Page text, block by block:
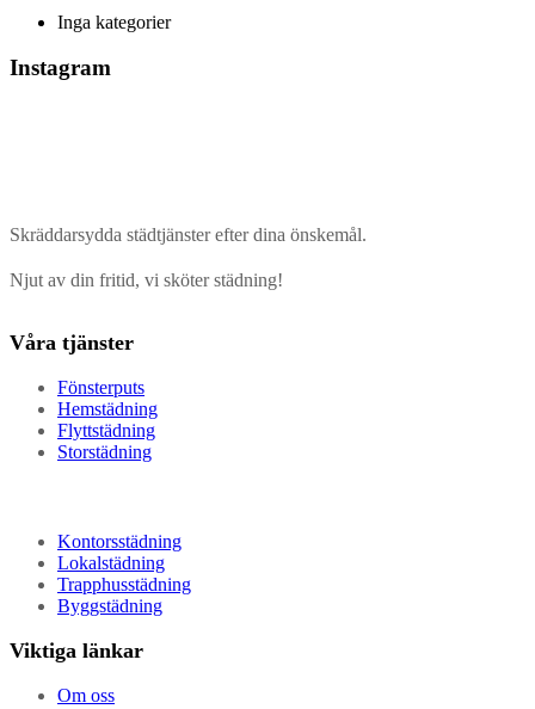
Inga kategorier
Instagram
Skräddarsydda städtjänster efter dina önskemål.
Njut av din fritid, vi sköter städning!
Våra tjänster
Fönsterputs
Hemstädning
Flyttstädning
Storstädning
Kontorsstädning
Lokalstädning
Trapphusstädning
Byggstädning
Viktiga länkar
Om oss